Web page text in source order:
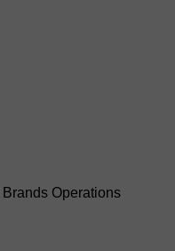
Brands Operations